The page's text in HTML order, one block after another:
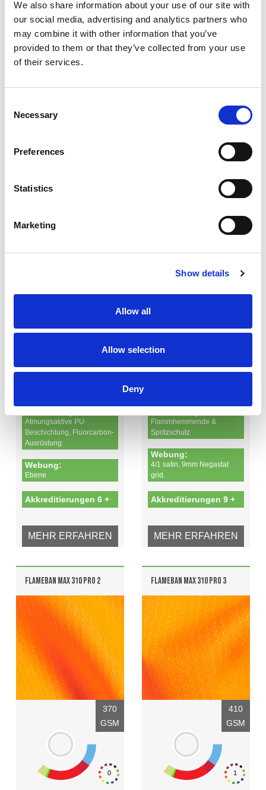
We also share information about your use of our site with
our social media, advertising and analytics partners who
may combine it with other information that you’ve
provided to them or that they’ve collected from your use
of their services.
Selection
Necessary
Preferences
Statistics
Marketing
Show details
Allow all
Allow selection
Deny
Webung:
Ebene
Akkreditierungen 4 +
Webung:
Ebene
1
Atmungsaktive PU-
Beschichtung, Fluorcarbon-
Ausrüstung
Webung:
Ebene
Akkreditierungen 6 +
MEHR ERFAHREN
2
GSM
Cotton - 50%
Flammhemmende &
Spritzschutz
Webung:
4/1 satin, 9mm Negastat
grid.
Akkreditierungen 9 +
MEHR ERFAHREN
FLAMEBAN MAX 310 PRO 2
0
370
GSM
FLAMEBAN MAX 310 PRO 3
1
410
GSM